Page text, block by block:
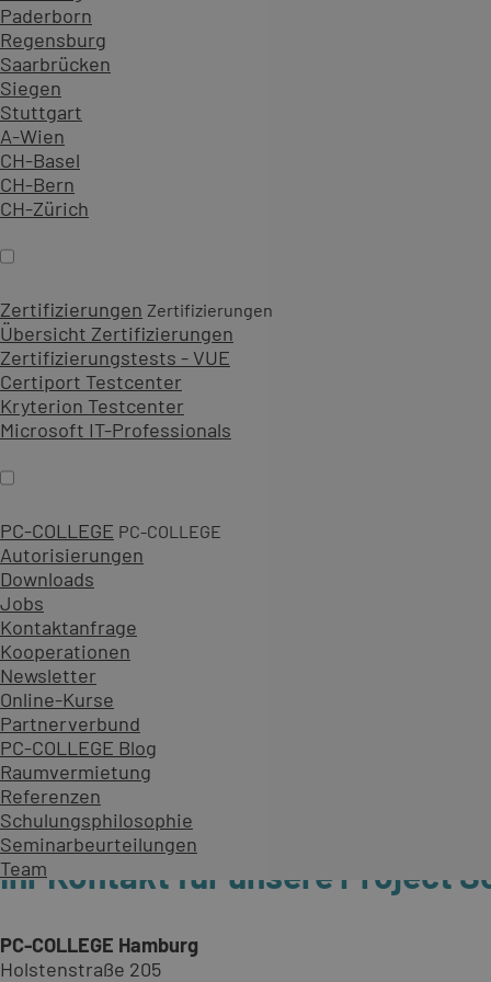
Paderborn
Regensburg
Saarbrücken
Siegen
Stuttgart
A-Wien
CH-Basel
CH-Bern
CH-Zürich
Zertifizierungen Zertifizierungen
Übersicht Zertifizierungen
Zertifizierungstests - VUE
Certiport Testcenter
Kryterion Testcenter
Microsoft IT-Professionals
PC-COLLEGE PC-COLLEGE
Autorisierungen
Downloads
Jobs
Kontaktanfrage
Kooperationen
Newsletter
Online-Kurse
Partnerverbund
PC-COLLEGE Blog
Raumvermietung
Referenzen
Schulungsphilosophie
Seminarbeurteilungen
Team
Ihr Kontakt für unsere Project
PC-COLLEGE Hamburg
Holstenstraße 205